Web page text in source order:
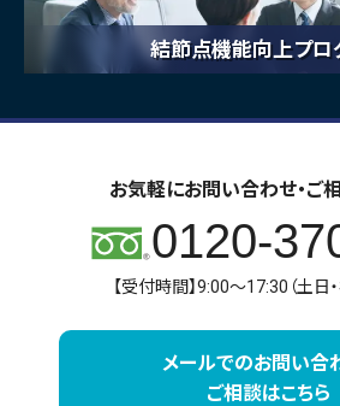
結節点機能向上プロ
お気軽にお問い合わせ・ご
0120-
【受付時間】9:00～17:30（土日
メールでのお問い合
ご相談はこちら